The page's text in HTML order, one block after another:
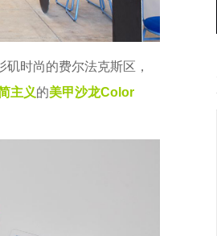
时尚的费尔法克斯区，
主义的美甲沙龙Color